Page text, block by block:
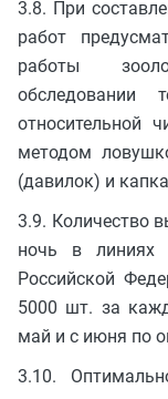
3.8. При
работ
работы
обследовании
относительной
методом
(давилок) и
3.9. Количество
ночь в линиях
Российской
5000 шт. за
май и с июня по
3.10.